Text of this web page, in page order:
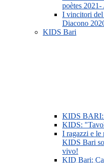
poètes
I vincitori del
Diacono
KIDS Bari
KIDS BARI:
KIDS:
I ragazzi e le
KIDS Bari
vivo!
KID Bari: